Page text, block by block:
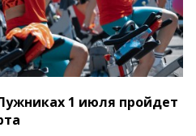
1 июля пройдет